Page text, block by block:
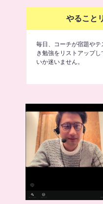
やること
毎日、コーチが宿題や
き勉強をリストアップ
いか迷いません。